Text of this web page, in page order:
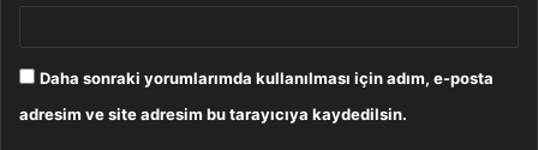
Daha sonraki yorumlarımda kullanılması için adım, e-posta
adresim ve site adresim bu tarayıcıya kaydedilsin.